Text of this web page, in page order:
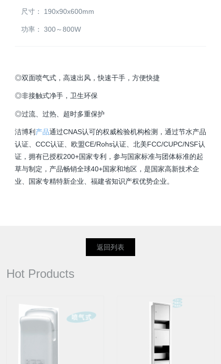
尺寸： 190x90x600mm
功率： 300～800W
◎双面喷气式，高速出风，快速干手，方便快捷
◎非接触式净手，卫生环保
◎过流、过热、超时多重保护
洁博利 产品通过CNAS认可的权威检验机构检测，通过节水产品
认证、CCC认证、欧盟CE/Rohs认证、北美FCC/CUPC/NSF认
证，拥有已授权200+国家专利，参与国家标准与团体标准的起
草与制定，产品畅销全球40+国家和地区，是国家高新技术企
业、国家专精特新企业、福建省知识产权优势企业。
返回列表
Hot Products